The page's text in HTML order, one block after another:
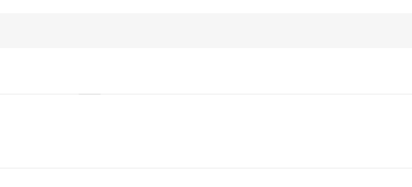
услуг оплачиваются наличными деньгами после завершения выгрузки из машины и